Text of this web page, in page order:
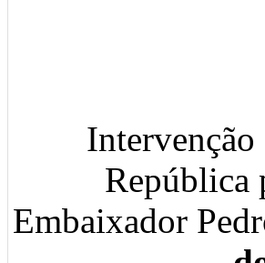
Intervenção
República
Embaixador